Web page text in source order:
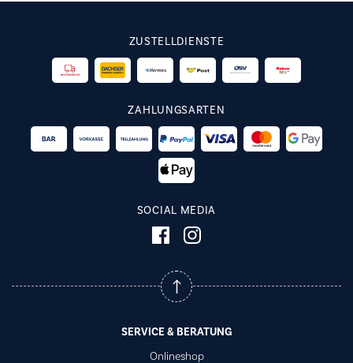
ZUSTELLDIENSTE
ZAHLUNGSARTEN
SOCIAL MEDIA
SERVICE & BERATUNG
Onlineshop